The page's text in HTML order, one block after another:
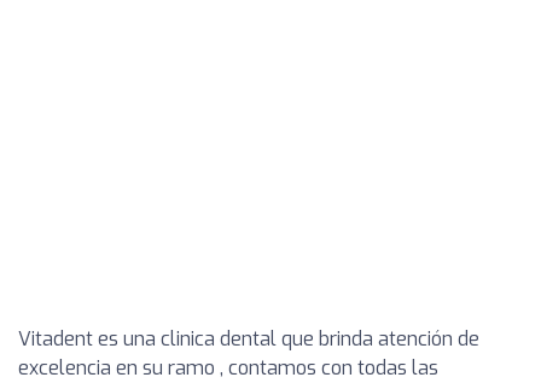
Vitadent es una clinica dental que brinda atención de
excelencia en su ramo , contamos con todas las